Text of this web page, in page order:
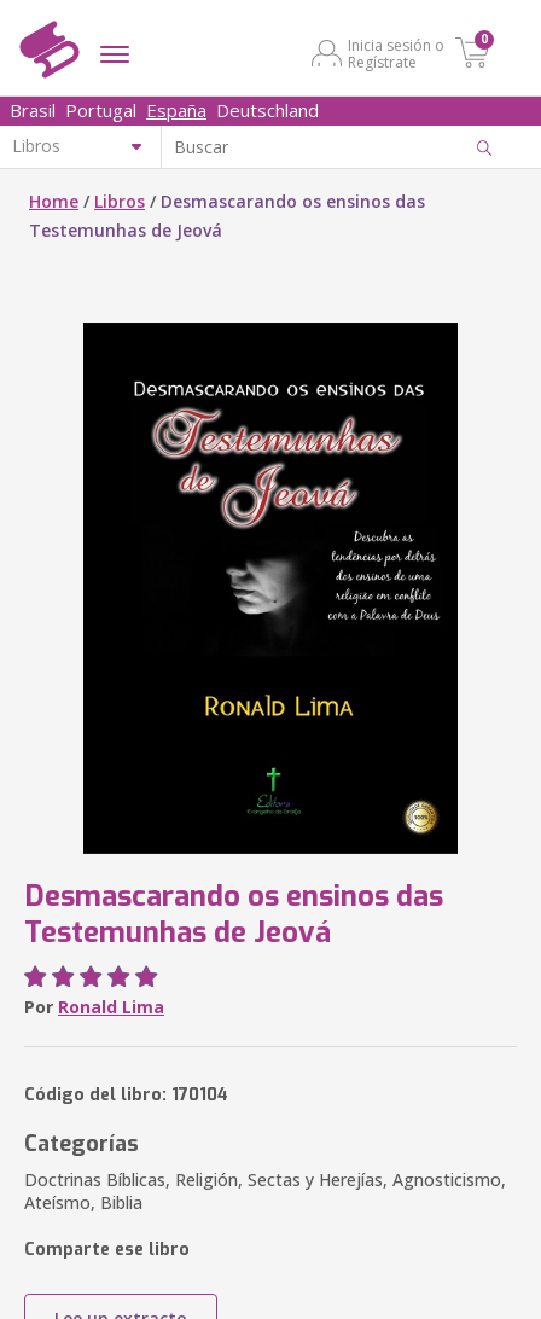
Inicia sesión o
Regístrate
0
Brasil Portugal España Deutschland
Home / Libros / Desmascarando os ensinos das
Testemunhas de Jeová
Desmascarando os ensinos das
Testemunhas de Jeová
Por Ronald Lima
Código del libro: 170104
Categorías
Doctrinas Bíblicas, Religión, Sectas y Herejías, Agnosticismo,
Ateísmo, Biblia
Comparte ese libro